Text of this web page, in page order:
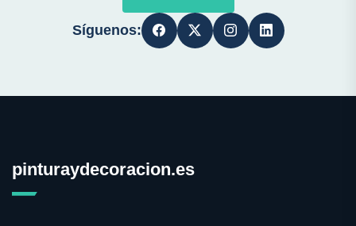
Síguenos:
pinturaydecoracion.es